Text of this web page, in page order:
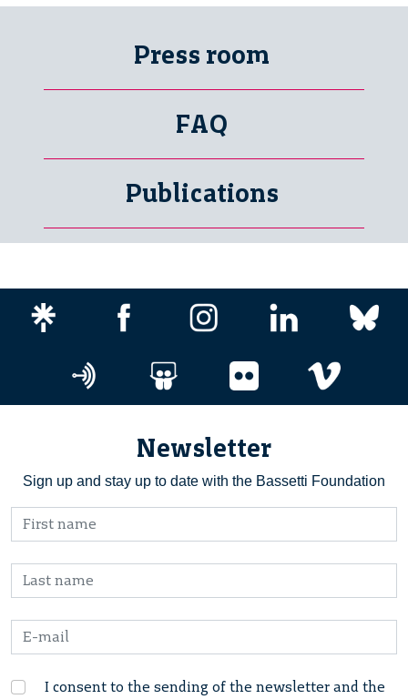
Press room
FAQ
Publications
Newsletter
Sign up and stay up to date with the Bassetti Foundation
I consent to the sending of the newsletter and the